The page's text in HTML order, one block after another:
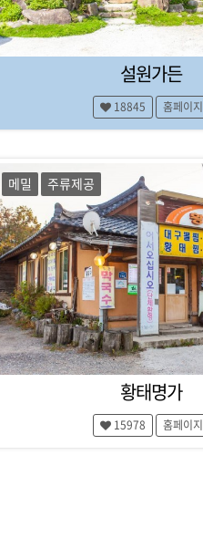
설원가든
18845 홈페이지
메밀 주류제공
황태명가
15978 홈페이지